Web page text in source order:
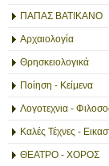
ΠΑΠΑΣ ΒΑΤΙΚΑΝΟ
Αρχαιολογία
Θρησκειολογικά
Ποίηση - Κείμενα
Λογοτεχνια -
Καλές Τέχνες -
ΘΕΑΤΡΟ - ΧΟΡΟΣ